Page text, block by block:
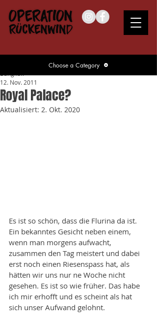
Royal Palace?
12. Nov. 2011
Aktualisiert: 2. Okt. 2020
Es ist so schön, dass die Flurina da ist.
Ein bekanntes Gesicht neben einem,
wenn man morgens aufwacht,
zusammen den Tag meistert und dabei
erst noch einen Riesenspass hat, als
hätten wir uns nur ne Woche nicht
gesehen. Es ist so wie früher. Das habe
ich mir erhofft und es scheint als hat
sich unser Aufwand gelohnt.
Choose a Category